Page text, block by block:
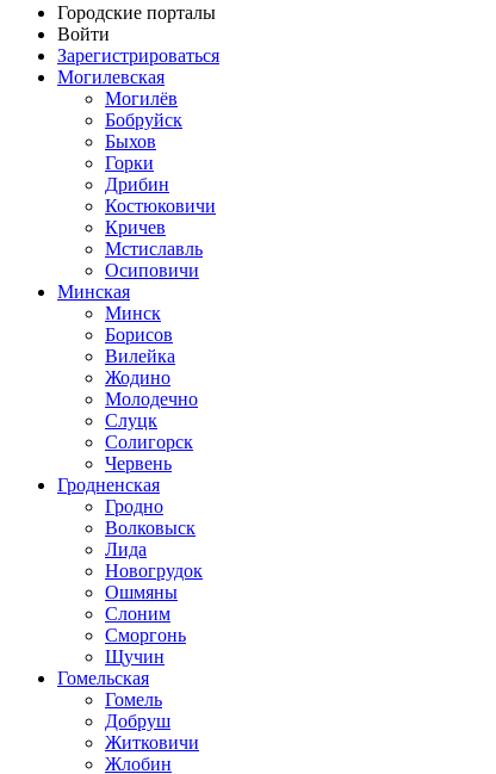
Городские порталы
Войти
Зарегистрироваться
Могилевская
Могилёв
Бобруйск
Быхов
Горки
Дрибин
Костюковичи
Кричев
Мстиславль
Осиповичи
Минская
Минск
Борисов
Вилейка
Жодино
Молодечно
Слуцк
Солигорск
Червень
Гродненская
Гродно
Волковыск
Лида
Новогрудок
Ошмяны
Слоним
Сморгонь
Щучин
Гомельская
Гомель
Добруш
Житковичи
Жлобин